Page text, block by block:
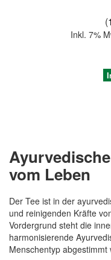
(
Inkl. 7%
Quickview
vom Leben
Der Tee ist in der
und reinigenden Kräfte
Vordergrund steht die
harmonisierende
Menschentyp abgestimmt